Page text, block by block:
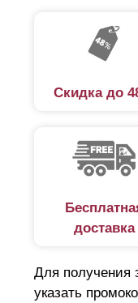
Скидка до
доставка
Для получения
указать